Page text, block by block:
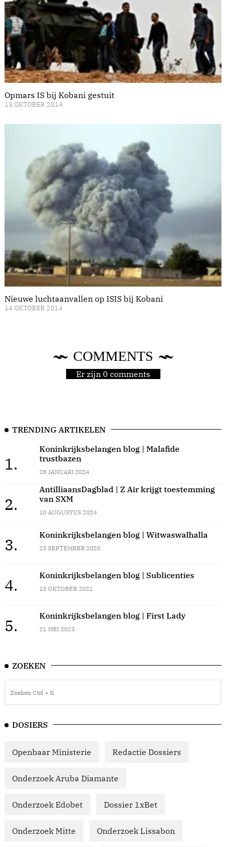
Opmars IS bij Kobani gestuit
13 OKTOBER 2014
Nieuwe luchtaanvallen op ISIS bij Kobani
14 OKTOBER 2014
COMMENTS
Er zijn 0 comments
TRENDING ARTIKELEN
1.
Koninkrijksbelangen blog | Malafide
trustbazen
28 JANUARI 2024
2.
AntilliaansDagblad | Z Air krijgt toestemming
van SXM
10 AUGUSTUS 2024
3.
Koninkrijksbelangen blog | Witwaswalhalla
23 SEPTEMBER 2020
4.
Koninkrijksbelangen blog | Sublicenties
13 OKTOBER 2021
5.
Koninkrijksbelangen blog | First Lady
21 MEI 2023
ZOEKEN
DOSIERS
Openbaar Ministerie Redactie Dossiers
Onderzoek Aruba Diamante
Onderzoek Edobet Dossier 1xBet
Onderzoek Mitte Onderzoek Lissabon